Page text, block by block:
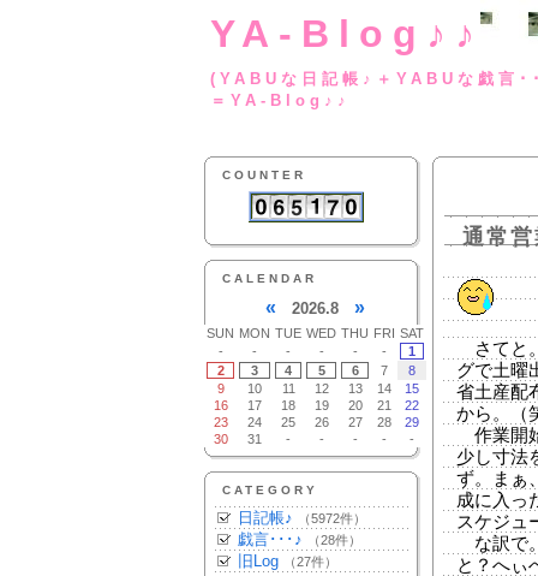
YA-Blog♪♪
(YABUな日記帳♪
＝YA-Blog♪♪
COUNTER
CALENDAR
« 2026.8 »
SUN MON TUE WED THU FRI SAT
-
- - - - -
1
2
3 4 5 6 7
8
9
10 11 12 13 14
15
16
17 18 19 20 21
22
23
24 25 26 27 28
29
30
31 - - - - -
CATEGORY
日記帳♪ （5972件）
戯言･･･♪ （28件）
旧Log （27件）
通常
さてと
グで土曜
省土産配
から。（
作業開
少し寸法
ず。まぁ
成に入っ
スケジュ
な訳で
と？へぃ